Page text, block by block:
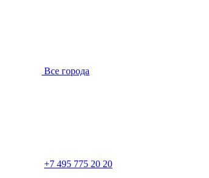
Все города
+7 495 775 20 20